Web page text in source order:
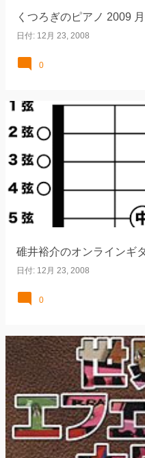
くつろぎのピアノ 2009
日付: 12月 23, 2008
0
碓井裕介のオンラインギ
日付: 12月 23, 2008
0